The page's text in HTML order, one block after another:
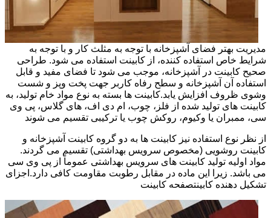
مدیریت بهتر فضای آشپزخانه با توجه به مثلث کار و با توجه به
شرایط خاص استفاده کننده، از کابینت استفاده می شود. طراحی
صحیح کابینت در آشپزخانه، موجب می شود تا فضای مفید و قابل
استفاده آن آشپزخانه و سطح رفاه کاربر جهت پخت وپز و شست
وشوی ظروف افزایش یابد.کابینت ها بسته به نوع مواد خام تولید، به
کابینت های تولید شده از فلز، چوب، ام دی اف، های گلاس، پی وی
سی، ممبران یا وکیوم، روکش چوب یا ترکیبی تقسیم می شوند
از نظر نوع استفاده نیز کابینت ها به دو گروه کابینت آشپزخانه و
کابینت روشویی (مخصوص سرویس بهداشتی) تقسیم می گردند.
مواد اولیه تولید کابینت های سرویس بهداشتی عموماً از پی وی سی
می باشد. زیرا این ماده در مقابل رطوبت مقاومت کافی دارد.اجزای
تشکیل دهنده کابینتصفحه کابینت